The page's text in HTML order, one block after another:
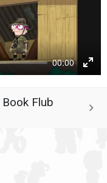
00:00
Flub